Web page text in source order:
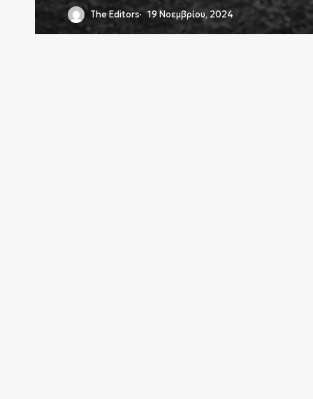
The Editors 19 Νοεμβρίου, 2024